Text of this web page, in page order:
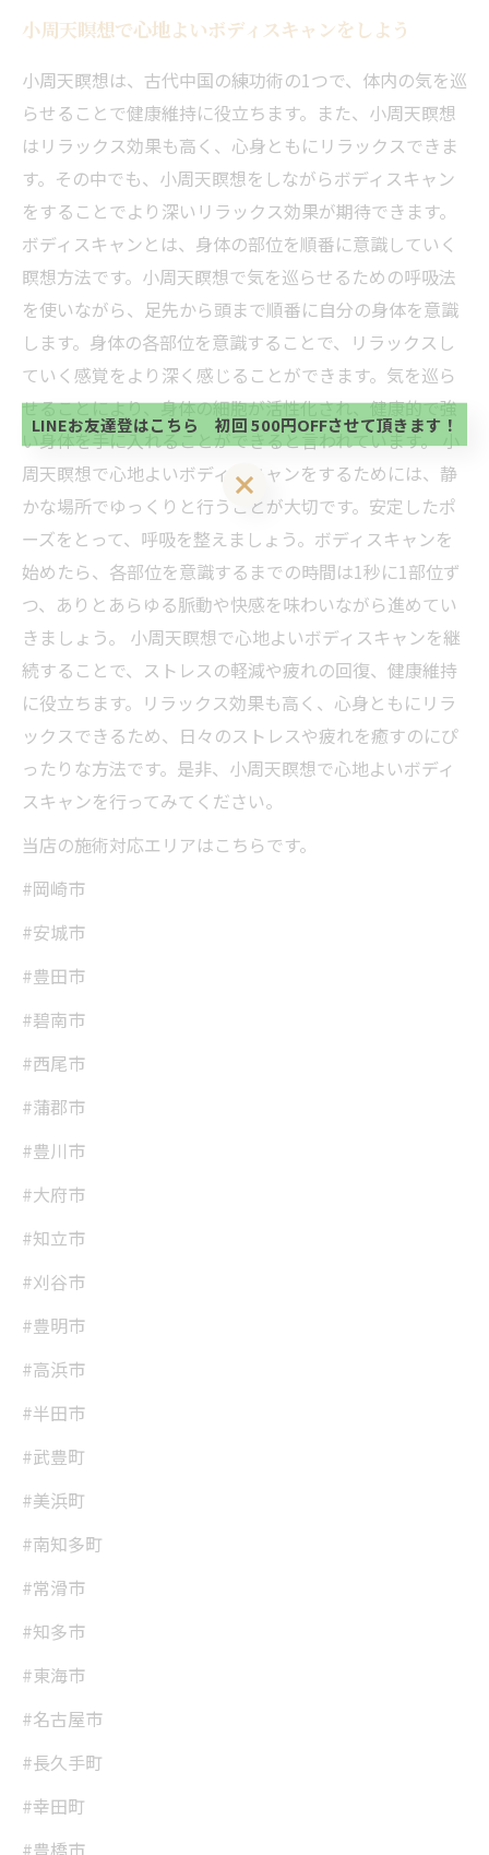
小周天瞑想で心地よいボディスキャンをしよう
小周天瞑想は、古代中国の練功術の1つで、体内の気を巡
らせることで健康維持に役立ちます。また、小周天瞑想
はリラックス効果も高く、心身ともにリラックスできま
す。その中でも、小周天瞑想をしながらボディスキャン
をすることでより深いリラックス効果が期待できます。
ボディスキャンとは、身体の部位を順番に意識していく
瞑想方法です。小周天瞑想で気を巡らせるための呼吸法
を使いながら、足先から頭まで順番に自分の身体を意識
します。身体の各部位を意識することで、リラックスし
ていく感覚をより深く感じることができます。気を巡ら
せることにより、身体の細胞が活性化され、健康的で強
い身体を手に入れることができると言われています。 小
周天瞑想で心地よいボディスキャンをするためには、静
かな場所でゆっくりと行うことが大切です。安定したポ
ーズをとって、呼吸を整えましょう。ボディスキャンを
始めたら、各部位を意識するまでの時間は1秒に1部位ず
つ、ありとあらゆる脈動や快感を味わいながら進めてい
きましょう。 小周天瞑想で心地よいボディスキャンを継
続することで、ストレスの軽減や疲れの回復、健康維持
に役立ちます。リラックス効果も高く、心身ともにリラ
ックスできるため、日々のストレスや疲れを癒すのにぴ
ったりな方法です。是非、小周天瞑想で心地よいボディ
スキャンを行ってみてください。
当店の施術対応エリアはこちらです。
#岡崎市
#安城市
#豊田市
#碧南市
#西尾市
#蒲郡市
#豊川市
#大府市
#知立市
#刈谷市
#豊明市
#高浜市
#半田市
#武豊町
#美浜町
#南知多町
#常滑市
#知多市
#東海市
#名古屋市
#長久手町
#幸田町
#豊橋市
当サロンの公式LINE@にお友達登録頂いたお客様は
初回 500円OFFさせて頂きます。 既に 追加済の
方、不必要な方 お手数ですが、✖印でお閉じ下さ
い。
LINEお友達登はこちら 初回 500円OFFさせて頂きます！
当サロンの公式LINE@にお友達登録頂いたお客様は
初回 500円OFFさせて頂きます。 既に 追加済の
方、不必要な方 お手数ですが、✖印でお閉じ下さ
い。
LINEお友達登はこちら 初回 500円OFFさせて頂きます！